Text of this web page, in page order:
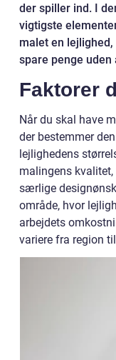
der spiller ind. I
vigtigste
malet en
spare penge
Faktorer
Når du skal have
der bestemmer
lejlighedens
malingens
særlige
område, hvor
arbejdets
variere fra region